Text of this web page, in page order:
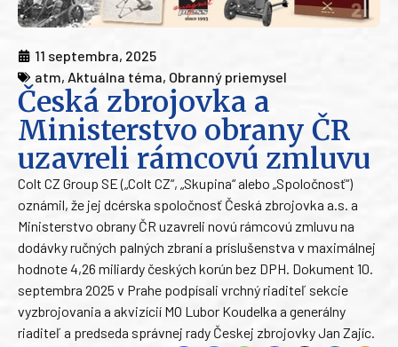
11 septembra, 2025
atm, Aktuálna téma, Obranný priemysel
Česká zbrojovka a
Ministerstvo obrany ČR
uzavreli rámcovú zmluvu
Colt CZ Group SE („Colt CZ“, „Skupina“ alebo „Spoločnosť“)
oznámil, že jej dcérska spoločnosť Česká zbrojovka a.s. a
Ministerstvo obrany ČR uzavreli novú rámcovú zmluvu na
dodávky ručných palných zbraní a príslušenstva v maximálnej
hodnote 4,26 miliardy českých korún bez DPH. Dokument 10.
septembra 2025 v Prahe podpísali vrchný riaditeľ sekcie
vyzbrojovania a akvizícií MO Lubor Koudelka a generálny
riaditeľ a predseda správnej rady Českej zbrojovky Jan Zajíc.